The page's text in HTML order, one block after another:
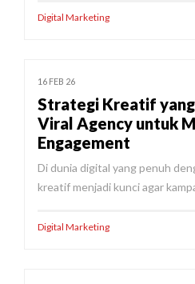
Digital Marketing
16 FEB 26
Strategi Kreatif
Viral Agency untuk
Engagement
Di dunia digital yang penuh
kreatif menjadi kunci agar
Digital Marketing